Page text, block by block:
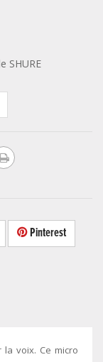
SHURE
Pinterest
voix. Ce micro